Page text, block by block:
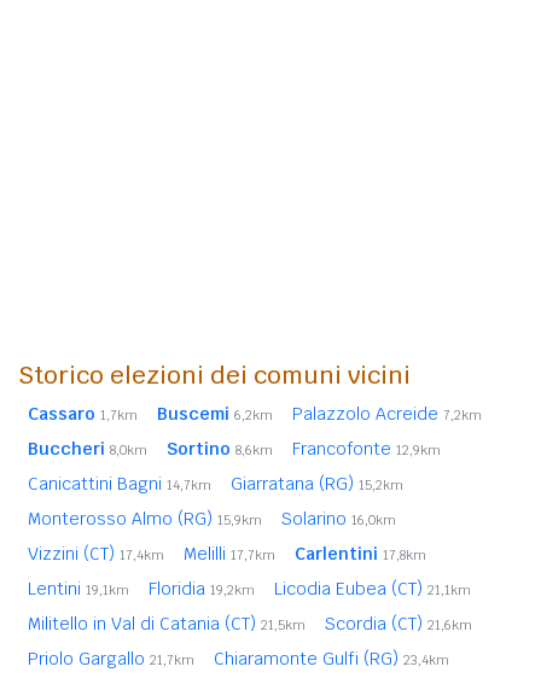
Storico elezioni dei comuni vicini
Cassaro 1,7km Buscemi 6,2km Palazzolo Acreide 7,2km
Buccheri 8,0km Sortino 8,6km Francofonte 12,9km
Canicattini Bagni 14,7km Giarratana (RG) 15,2km
Monterosso Almo (RG) 15,9km Solarino 16,0km
Vizzini (CT) 17,4km Melilli 17,7km Carlentini 17,8km
Lentini 19,1km Floridia 19,2km Licodia Eubea (CT) 21,1km
Militello in Val di Catania (CT) 21,5km Scordia (CT) 21,6km
Priolo Gargallo 21,7km Chiaramonte Gulfi (RG) 23,4km